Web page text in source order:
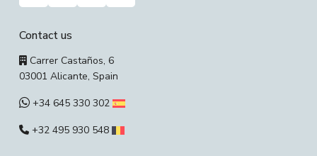
Contact us
Carrer Castaños, 6
03001 Alicante, Spain
+34 645 330 302
+32 495 930 548